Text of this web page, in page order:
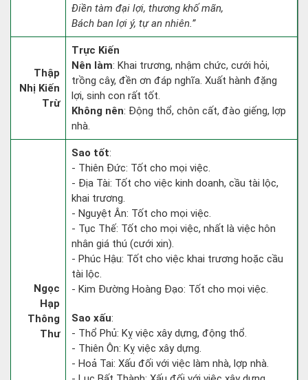
Điền tàm đại lợi, thương khố mãn,
Bách ban lợi ý, tự an nhiên.”
Thập
Nhị Kiến
Trừ
Trực Kiến
Nên làm: Khai trương, nhậm chức, cưới hỏi,
trồng cây, đền ơn đáp nghĩa. Xuất hành đặng
lợi, sinh con rất tốt.
Không nên: Động thổ, chôn cất, đào giếng, lợp
nhà.
Ngọc
Hạp
Thông
Thư
Sao tốt:
- Thiên Đức: Tốt cho mọi việc.
- Địa Tài: Tốt cho việc kinh doanh, cầu tài lộc,
khai trương.
- Nguyệt Ân: Tốt cho mọi việc.
- Tục Thế: Tốt cho mọi việc, nhất là việc hôn
nhân giá thú (cưới xin).
- Phúc Hậu: Tốt cho việc khai trương hoặc cầu
tài lộc.
- Kim Đường Hoàng Đạo: Tốt cho mọi việc.
Sao xấu:
- Thổ Phủ: Kỵ việc xây dựng, động thổ.
- Thiên Ôn: Kỵ việc xây dựng.
- Hoả Tai: Xấu đối với việc làm nhà, lợp nhà.